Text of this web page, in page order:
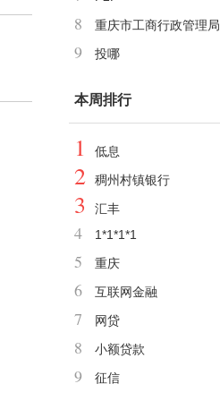
8 重庆市工商行政管理局
9 投哪
本周排行
1 低息
2 稠州村镇银行
3 汇丰
4 1*1*1*1
5 重庆
6 互联网金融
7 网贷
8 小额贷款
9 征信